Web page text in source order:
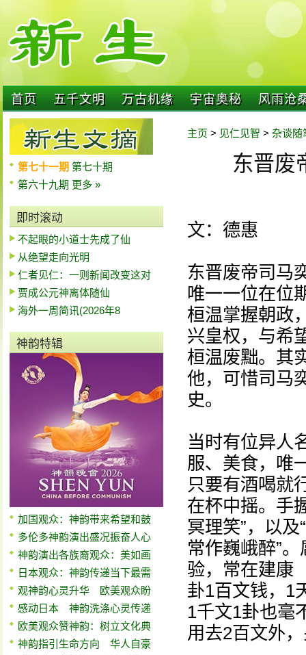
首页 五千文明 万古机缘 宇宙奥秘 风雨沧
第七十一期 第七十期
第六十九期 更多 »
即时滚动
不起眼的小道士先成了仙
从绝望走向光明
仁者见仁：一则新闻改变这对
贾成公元神离体随仙
海外一周简讯(2026年8
神韵特辑
加国观众：神韵带来希望和鼓
多伦多神韵演出盛况振奋人心
神韵演出各族裔观众：美如画
日本观众：神韵传递当下最需
观神韵心灵升华 欧美观众盼
感动日本 神韵洗涤心灵传递
欧美观众赞神韵：树立文化典
神韵指引生命方向 华人自豪
主页 > 见仁见智 > 杂谈随
东晋废
文：德惠
东晋废帝司马
唯一一位在位
桓温掌握朝政
兴皇权，与希
桓温废黜。其
他，可惜司马
史。
当时有位异人
服、美食，唯
只要有酒喝就
在杯中摇。手
冥理笑”，以
常作巍峨醉”
验，常在建康
卦1百文钱，1
1千文1卦也毫
用去2百文外